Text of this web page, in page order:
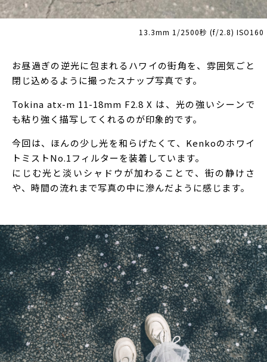
13.3mm 1/2500秒 (f/2.8) ISO160
お昼過ぎの逆光に包まれるハワイの街角を、雰囲気ごと
閉じ込めるように撮ったスナップ写真です。
Tokina atx-m 11-18mm F2.8 X は、光の強いシーンで
も粘り強く描写してくれるのが印象的です。
今回は、ほんの少し光を和らげたくて、Kenkoのホワイ
トミストNo.1フィルターを装着しています。
にじむ光と淡いシャドウが加わることで、街の静けさ
や、時間の流れまで写真の中に滲んだように感じます。